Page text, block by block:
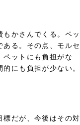
かさんでくる。ペッ
ある。その点、モルセ
ペットにも負担がな
にも負担が少ない。
標だが、今後はその対